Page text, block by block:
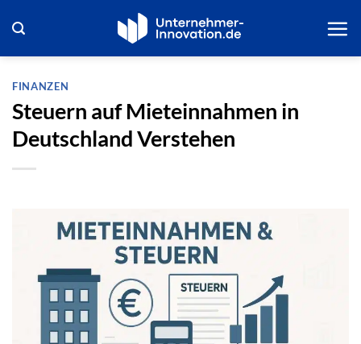
Inhalt
springen
FINANZEN
Steuern auf Mieteinnahmen in
Deutschland Verstehen